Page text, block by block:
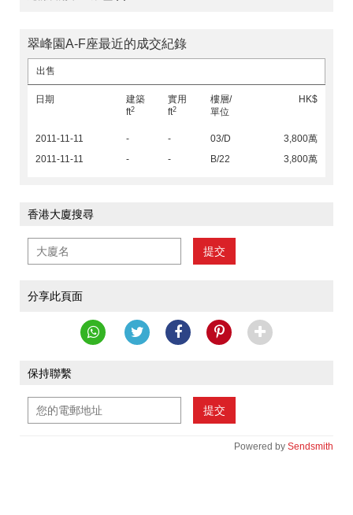
翠峰園A-F座最近的成交紀錄
出售
日期
建築
ft2
實用
ft2
樓層/
單位
HK$
2011-11-11 - - 03/D
3,800萬
2011-11-11
- - B/22 3,800萬
香港大廈搜尋
提交
分享此頁面
保持聯繫
提交
Powered by Sendsmith